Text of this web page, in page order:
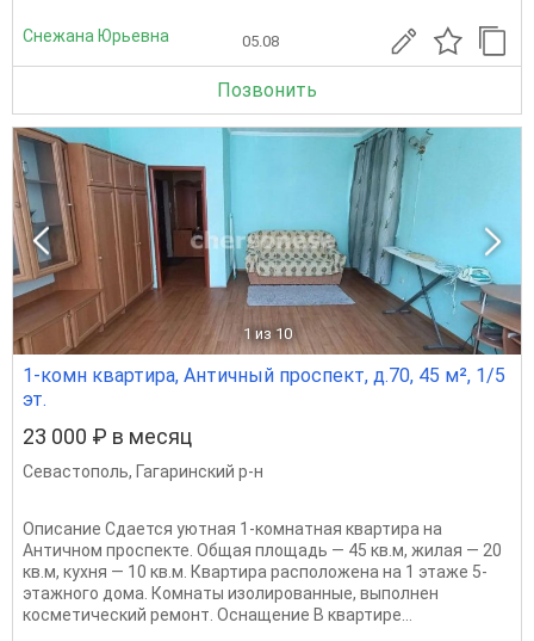
Снежана Юрьевна 05.08
Позвонить
1 из 10
1-комн квартира, Античный проспект, д.70, 45 м², 1/5
эт.
23 000 ₽ в месяц
Севастополь, Гагаринский р-н
Описание Сдается уютная 1-комнатная квартира на
Античном проспекте. Общая площадь — 45 кв.м, жилая — 20
кв.м, кухня — 10 кв.м. Квартира расположена на 1 этаже 5-
этажного дома. Комнаты изолированные, выполнен
косметический ремонт. Оснащение В квартире...